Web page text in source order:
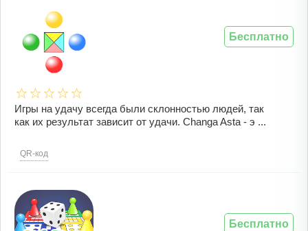
Игры на удачу всегда были склонностью людей, так
как их результат зависит от удачи. Changa Asta - э ...
QR-код
Бесплатно
Бесплатно